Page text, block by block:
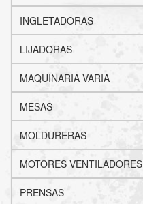
INGLETADORAS
LIJADORAS
MAQUINARIA VARIA
MESAS
MOLDURERAS
MOTORES VENTILADORES
PRENSAS